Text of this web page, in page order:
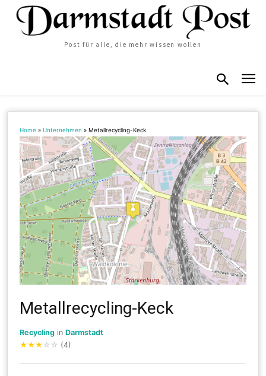
Post für alle, die mehr wissen wollen
Home »Unternehmen »Metallrecycling-Keck
Metallrecycling-Keck
Recycling inDarmstadt
★★★ ☆ ☆ (4)